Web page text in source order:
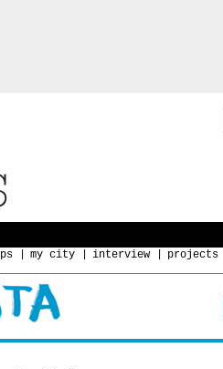
my city interview projects